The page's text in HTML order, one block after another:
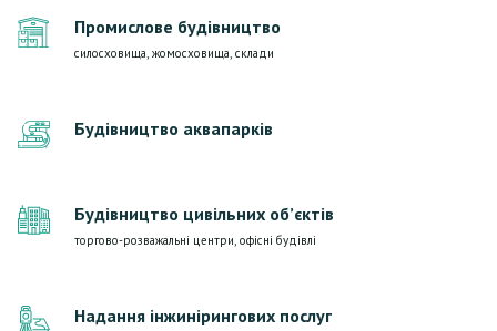
Промислове будівництво
силосховища, жомосховища, склади
Будівництво аквапарків
Будівництво цивільних об’єктів
торгово-розважальні центри, офісні будівлі
Надання інжинірингових послуг